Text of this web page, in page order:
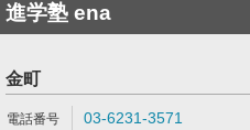
進学塾 ena
金町
03-6231-3571